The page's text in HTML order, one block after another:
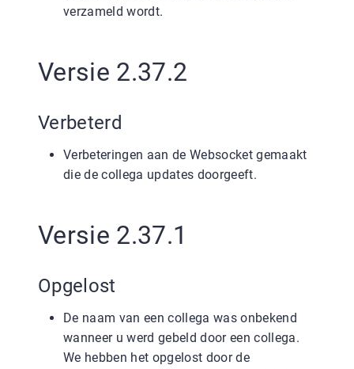
verzameld wordt.
Versie 2.37.2
Verbeterd
Verbeteringen aan de Websocket gemaakt
die de collega updates doorgeeft.
Versie 2.37.1
Opgelost
De naam van een collega was onbekend
wanneer u werd gebeld door een collega.
We hebben het opgelost door de